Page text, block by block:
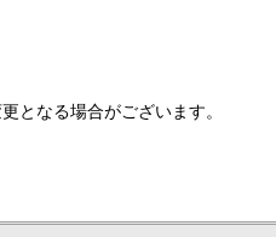
となる場合がございます。